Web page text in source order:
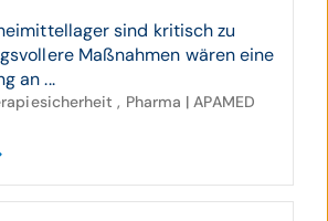
sind kritisch zu
Maßnahmen wären eine
an ...
, Pharma | APAMED